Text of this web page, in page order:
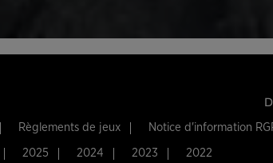
Règlements de jeux Notice d'information
2025 2024 2023 2022